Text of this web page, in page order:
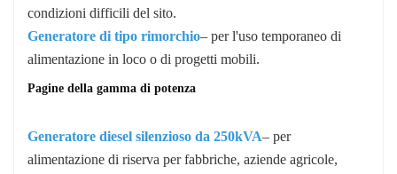
condizioni difficili del sito.
Generatore di tipo rimorchio– per l'uso temporaneo di
alimentazione in loco o di progetti mobili.
Pagine della gamma di potenza
Generatore diesel silenzioso da 250kVA– per
alimentazione di riserva per fabbriche, aziende agricole,